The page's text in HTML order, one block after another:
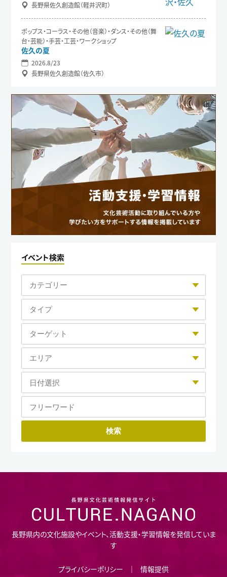
長野県佐久創造館（軽井沢町）
ポップス・コーラス・その他（音楽）・ダンス・その他（舞
台・芸能）・手芸・工芸・ワークショップ
佐久の夏
2026.8/23
長野県佐久創造館（佐久市）
イベント検索
長野県内の文化施設やイベント、活動支援・学習情報を発信していま
す
プライバシーポリシー 情報提供